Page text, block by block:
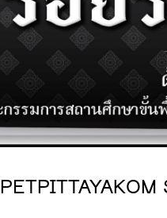
PETPITTAYAKOM